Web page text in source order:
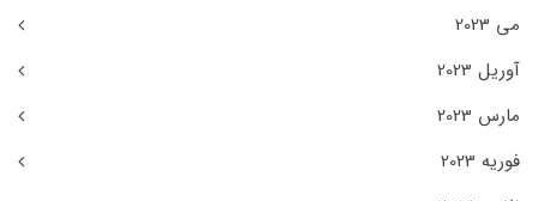
می 2023
آوریل 2023
مارس 2023
فوریه 2023